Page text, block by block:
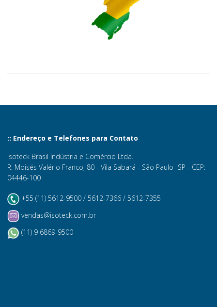
:: Endereço e Telefones para Contato
Isoteck Brasil Indústria e Comércio Ltda.
R. Moisés Valério Franco, 80 - Vila Sabará - São Paulo -SP - CEP:
04446-100
+55 (11) 5612-9500 / 5612-7366 / 5612-7355
vendas@isoteck.com.br
(11) 9 6869-9500